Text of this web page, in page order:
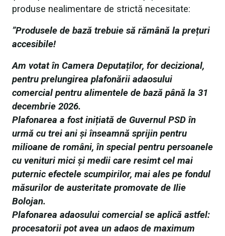
produse nealimentare de strictă necesitate:
”Produsele de bază trebuie să rămână la prețuri
accesibile!
Am votat în Camera Deputaților, for decizional,
pentru prelungirea plafonării adaosului
comercial pentru alimentele de bază până la 31
decembrie 2026.
Plafonarea a fost inițiată de Guvernul PSD în
urmă cu trei ani și înseamnă sprijin pentru
milioane de români, în special pentru persoanele
cu venituri mici și medii care resimt cel mai
puternic efectele scumpirilor, mai ales pe fondul
măsurilor de austeritate promovate de Ilie
Bolojan.
Plafonarea adaosului comercial se aplică astfel:
procesatorii pot avea un adaos de maximum